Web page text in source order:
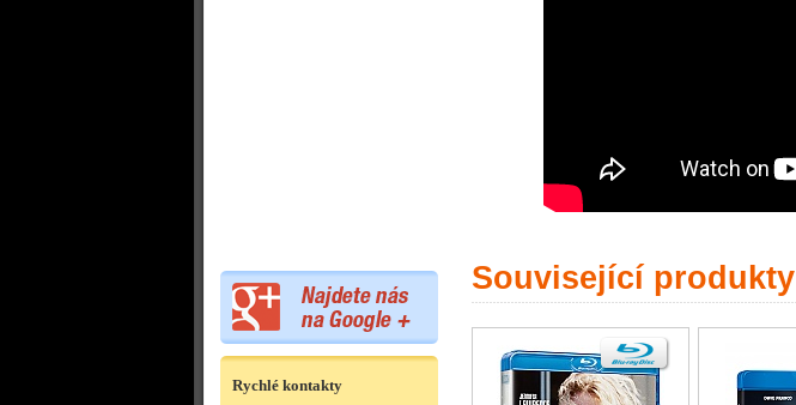
Rychlé kontakty
Související produkty